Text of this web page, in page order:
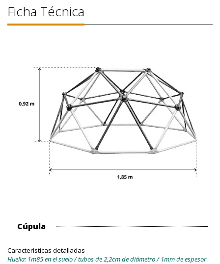
Ficha Técnica
Cúpula
Características detalladas
Huella: 1m85 en el suelo / tubos de 2,2cm de diámetro / 1mm de espesor